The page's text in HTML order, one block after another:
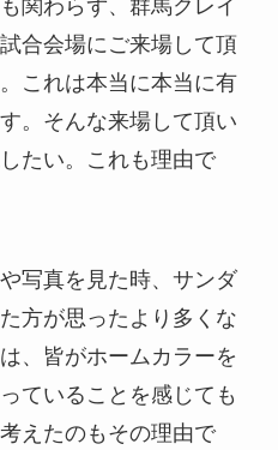
関わらず、群馬クレイ
合会場にご来場して頂
これは本当に本当に有
。そんな来場して頂い
たい。これも理由で
写真を見た時、サンダ
方が思ったより多くな
、皆がホームカラーを
ていることを感じても
えたのもその理由で